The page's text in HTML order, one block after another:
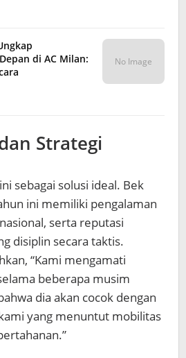
di AC Milan:
No Image
Strategi
sebagai solusi ideal. Bek
ini memiliki pengalaman
serta reputasi
disiplin secara taktis.
“Kami mengamati
beberapa musim
dia akan cocok dengan
yang menuntut mobilitas